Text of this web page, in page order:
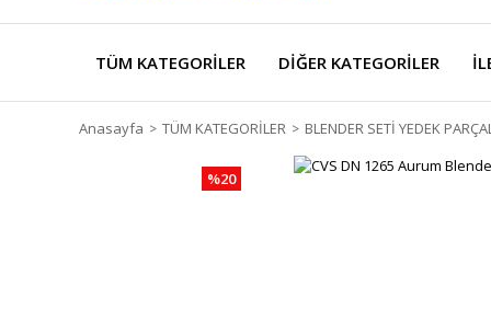
TÜM KATEGORİLER DİĞER KATEGORİLER
Anasayfa TÜM KATEGORİLER BLENDER SETİ YEDEK
%20